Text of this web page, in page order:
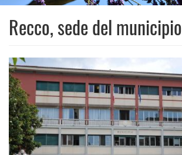
Recco, sede del municipio